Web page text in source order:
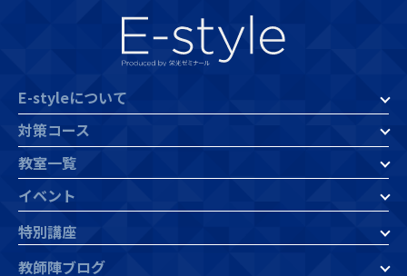
E-styleについて
対策コース
教室一覧
イベント
特別講座
教師陣ブログ